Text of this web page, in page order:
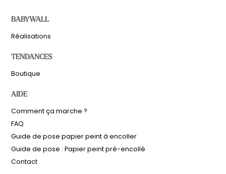
BABYWALL
Réalisations
TENDANCES
Boutique
AIDE
Comment ça marche ?
FAQ
Guide de pose papier peint à encoller
Guide de pose : Papier peint pré-encollé
Contact